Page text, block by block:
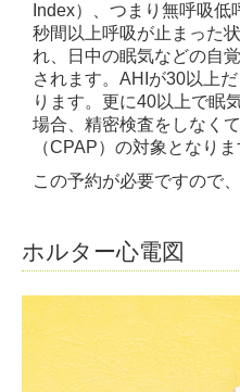
Index）、つまり無呼吸
秒間以上呼吸が止まった
れ、日中の眠気などの自
されます。AHIが30以上
ります。更に40以上で眠
場合、精密検査をしなく
（CPAP）の対象となりま
この予約が必要ですので
ホルター心電図